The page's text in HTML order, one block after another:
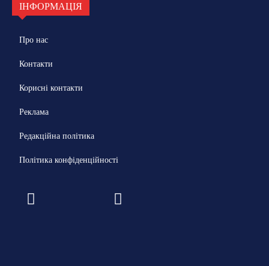
ІНФОРМАЦІЯ
Про нас
Контакти
Корисні контакти
Реклама
Редакційна політика
Політика конфіденційності